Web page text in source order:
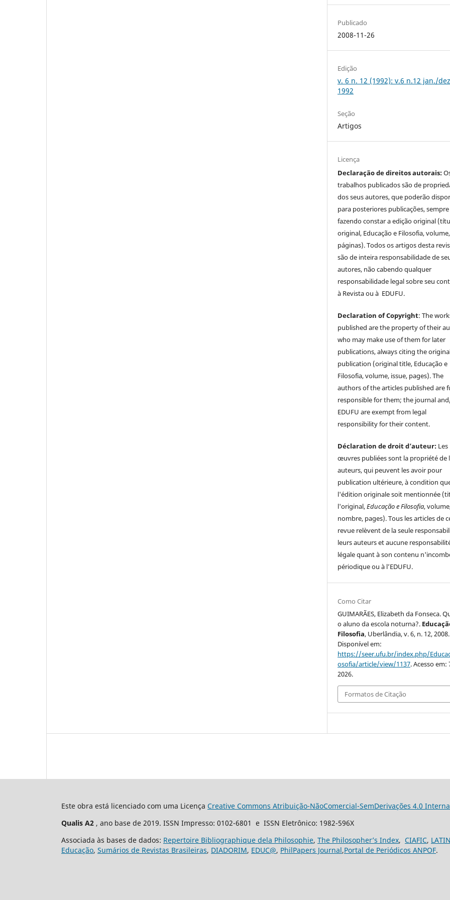
Publicado
2008-11-26
Edição
v. 6 n. 12 (1992): v.6 n.12 jan./
1992
Seção
Artigos
Licença
Declaração de direitos autorais:
trabalhos publicados são de
dos seus autores, que poderão
para posteriores publicações, sempre
fazendo constar a edição original
original, Educação e Filosofia,
páginas). Todos os artigos desta
são de inteira responsabilidade de
autores, não cabendo qualquer
responsabilidade legal sobre seu
à Revista ou à EDUFU.
Declaration of Copyright: The
published are the property of their
who may make use of them for later
publications, always citing the
publication (original title, Educação e
Filosofia, volume, issue, pages). The
authors of the articles published are
responsible for them; the journal
EDUFU are exempt from legal
responsibility for their content.
Déclaration de droit d’auteur: Les
œuvres publiées sont la propriété de
auteurs, qui peuvent les avoir pour
publication ultérieure, à condition
l'édition originale soit mentionnée
l'original,Educação e Filosofia,
nombre, pages). Tous les articles de
revue relèvent de la seule
leurs auteurs et aucune
légale quant à son contenu
périodique ou à l’EDUFU.
Como Citar
GUIMARÃES, Elizabeth da Fonseca.
o aluno da escola noturna?.
Filosofia, Uberlândia, v. 6, n. 12, 2008.
Disponível em:
https://seer.ufu.br/index.php/
osofia/article/view/1137. Acesso em:
2026.
Formatos de Citação
Este obra está licenciado com uma Licença Creative Commons Atribuição-NãoComercial-SemDerivações 4.0
Qualis A2 , ano base de 2019. ISSN Impresso: 0102-6801 e ISSN Eletrônico: 1982-596X
Associada às bases de dados: Repertoire Bibliographique dela Philosophie, The Philosopher’s Index, CIAFIC,
Educação, Sumários de Revistas Brasileiras, DIADORIM, EDUC@, PhilPapers Journal,Portal de Periódicos ANPOF.